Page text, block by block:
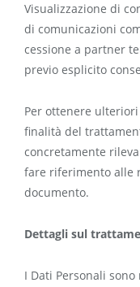
Visualizzazione di
di comunicazioni
cessione a partner
previo esplicito
Per ottenere
finalità del
concretamente
fare riferimento alle
documento.
Dettagli sul
I Dati Personali